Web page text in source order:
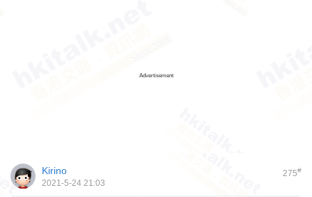
Advertisement
275#
Kirino
2021-5-24 21:03